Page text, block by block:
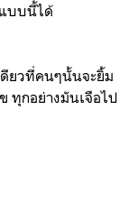
แบบนี้ได้
ยวที่คนๆนั้นจะยิ้ม
ทุกอย่างมันเจือไป